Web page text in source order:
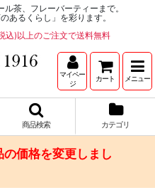
茶、フレーバーティーまで。
あるくらし」を彩ります。
込)以上のご注文で送料無料
マイペー
ジ
カート メニュー
商品検索 カテゴリ
価格を変更しまし